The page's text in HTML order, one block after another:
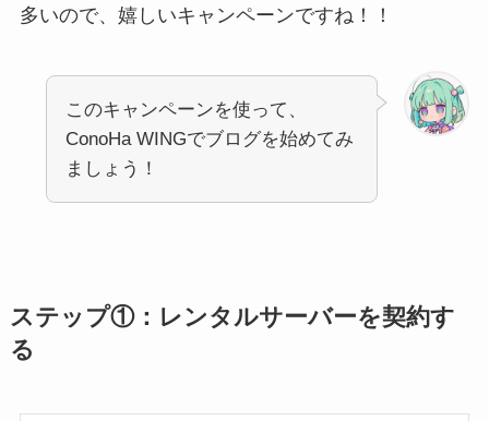
多いので、嬉しいキャンペーンですね！！
このキャンペーンを使って、
ConoHa WINGでブログを始めてみ
ましょう！
ステップ①：レンタルサーバーを契約す
る